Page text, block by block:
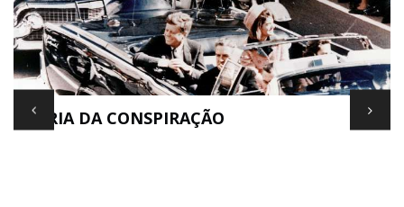
TEORIA DA CONSPIRAÇÃO